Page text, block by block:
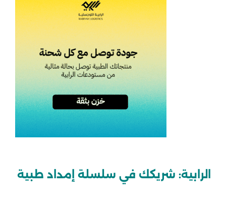
الرابية: شريكك في سلسلة إمداد طبية